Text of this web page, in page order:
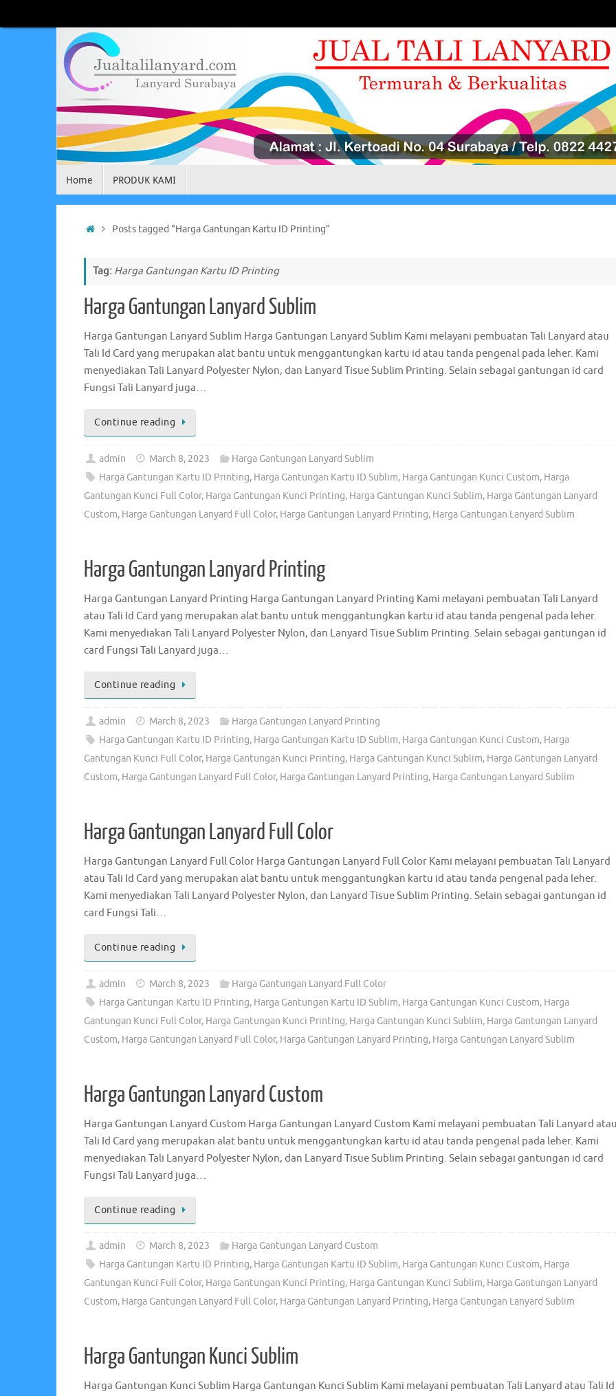
to
Home PRODUK KAMI
HomePosts tagged "Harga Gantungan Kartu ID Printing"
Tag: Harga Gantungan Kartu ID Printing
Harga Gantungan Lanyard Sublim
Harga Gantungan Lanyard Sublim Harga Gantungan Lanyard Sublim Kami melayani pembuatan Tali Lanyard atau
Tali Id Card yang merupakan alat bantu untuk menggantungkan kartu id atau tanda pengenal pada leher. Kami
menyediakan Tali Lanyard Polyester Nylon, dan Lanyard Tisue Sublim Printing. Selain sebagai gantungan id card
Fungsi Tali Lanyard juga…
Continue reading
admin March 8, 2023
Harga Gantungan Lanyard Sublim
Harga Gantungan Kartu ID Printing, Harga Gantungan Kartu ID Sublim, Harga Gantungan Kunci Custom, Harga
Gantungan Kunci Full Color, Harga Gantungan Kunci Printing, Harga Gantungan Kunci Sublim, Harga Gantungan Lanyard
Custom, Harga Gantungan Lanyard Full Color, Harga Gantungan Lanyard Printing, Harga Gantungan Lanyard Sublim
Harga Gantungan Lanyard Printing
Harga Gantungan Lanyard Printing Harga Gantungan Lanyard Printing Kami melayani pembuatan Tali Lanyard
atau Tali Id Card yang merupakan alat bantu untuk menggantungkan kartu id atau tanda pengenal pada leher.
Kami menyediakan Tali Lanyard Polyester Nylon, dan Lanyard Tisue Sublim Printing. Selain sebagai gantungan id
card Fungsi Tali Lanyard juga…
Continue reading
admin March 8, 2023
Harga Gantungan Lanyard Printing
Harga Gantungan Kartu ID Printing, Harga Gantungan Kartu ID Sublim, Harga Gantungan Kunci Custom, Harga
Gantungan Kunci Full Color, Harga Gantungan Kunci Printing, Harga Gantungan Kunci Sublim, Harga Gantungan Lanyard
Custom, Harga Gantungan Lanyard Full Color, Harga Gantungan Lanyard Printing, Harga Gantungan Lanyard Sublim
Harga Gantungan Lanyard Full Color
Harga Gantungan Lanyard Full Color Harga Gantungan Lanyard Full Color Kami melayani pembuatan Tali Lanyard
atau Tali Id Card yang merupakan alat bantu untuk menggantungkan kartu id atau tanda pengenal pada leher.
Kami menyediakan Tali Lanyard Polyester Nylon, dan Lanyard Tisue Sublim Printing. Selain sebagai gantungan id
card Fungsi Tali…
Continue reading
admin March 8, 2023
Harga Gantungan Lanyard Full Color
Harga Gantungan Kartu ID Printing, Harga Gantungan Kartu ID Sublim, Harga Gantungan Kunci Custom, Harga
Gantungan Kunci Full Color, Harga Gantungan Kunci Printing, Harga Gantungan Kunci Sublim, Harga Gantungan Lanyard
Custom, Harga Gantungan Lanyard Full Color, Harga Gantungan Lanyard Printing, Harga Gantungan Lanyard Sublim
Harga Gantungan Lanyard Custom
Harga Gantungan Lanyard Custom Harga Gantungan Lanyard Custom Kami melayani pembuatan Tali Lanyard
Tali Id Card yang merupakan alat bantu untuk menggantungkan kartu id atau tanda pengenal pada leher. Kami
menyediakan Tali Lanyard Polyester Nylon, dan Lanyard Tisue Sublim Printing. Selain sebagai gantungan id card
Fungsi Tali Lanyard juga…
Continue reading
admin March 8, 2023
Harga Gantungan Lanyard Custom
Harga Gantungan Kartu ID Printing, Harga Gantungan Kartu ID Sublim, Harga Gantungan Kunci Custom, Harga
Gantungan Kunci Full Color, Harga Gantungan Kunci Printing, Harga Gantungan Kunci Sublim, Harga Gantungan Lanyard
Custom, Harga Gantungan Lanyard Full Color, Harga Gantungan Lanyard Printing, Harga Gantungan Lanyard Sublim
Harga Gantungan Kunci Sublim
Harga Gantungan Kunci Sublim Harga Gantungan Kunci Sublim Kami melayani pembuatan Tali Lanyard atau Tali Id